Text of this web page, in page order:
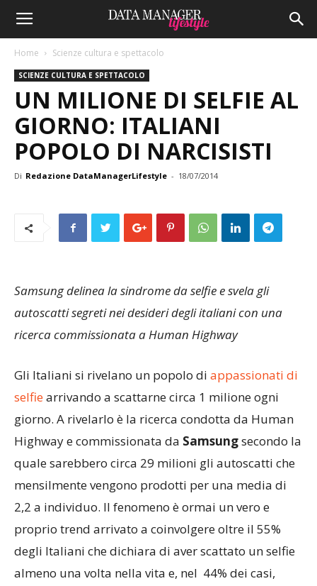
Home Scienze cultura e spettacolo
SCIENZE CULTURA E SPETTACOLO
UN MILIONE DI SELFIE AL
GIORNO: ITALIANI
POPOLO DI NARCISISTI
Di Redazione DataManagerLifestyle - 18/07/2014
Samsung delinea la sindrome da selfie e svela gli
autoscatti segreti nei desideri degli italiani con una
ricerca commissionata a Human Highway
Gli Italiani si rivelano un popolo di appassionati di
selfiearrivando a scattarne circa 1 milione ogni
giorno. A rivelarlo è la ricerca condotta da Human
Highway e commissionata da Samsungsecondo la
quale sarebbero circa 29 milioni gli autoscatti che
mensilmente vengono prodotti per una media di
2,2 a individuo. Il fenomeno è ormai un vero e
proprio trend arrivato a coinvolgere oltre il 55%
degli Italiani che dichiara di aver scattato un selfie
almeno una volta nella vita e, nel 44% dei casi,